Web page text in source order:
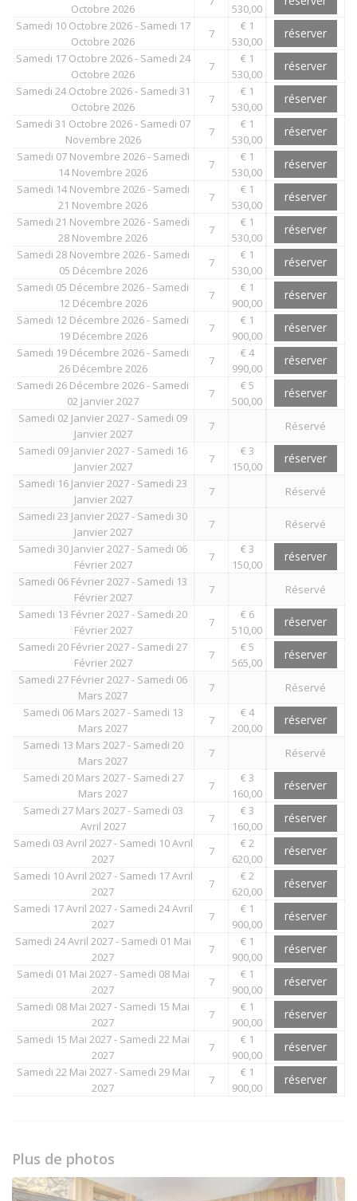
Octobre 2026 530,00
Samedi 10 Octobre 2026 - Samedi 17
Octobre 2026
7
€ 1
530,00
réserver
Samedi 17 Octobre 2026 - Samedi 24
Octobre 2026
7
€ 1
530,00
réserver
Samedi 24 Octobre 2026 - Samedi 31
Octobre 2026
7
€ 1
530,00
réserver
Samedi 31 Octobre 2026 - Samedi 07
Novembre 2026
7
€ 1
530,00
réserver
Samedi 07 Novembre 2026 - Samedi
14 Novembre 2026
7
€ 1
530,00
réserver
Samedi 14 Novembre 2026 - Samedi
21 Novembre 2026
7
€ 1
530,00
réserver
Samedi 21 Novembre 2026 - Samedi
28 Novembre 2026
7
€ 1
530,00
réserver
Samedi 28 Novembre 2026 - Samedi
05 Décembre 2026
7
€ 1
530,00
réserver
Samedi 05 Décembre 2026 - Samedi
12 Décembre 2026
7
€ 1
900,00
réserver
Samedi 12 Décembre 2026 - Samedi
19 Décembre 2026
7
€ 1
900,00
réserver
Samedi 19 Décembre 2026 - Samedi
26 Décembre 2026
7
€ 4
990,00
réserver
Samedi 26 Décembre 2026 - Samedi
02 Janvier 2027
7
€ 5
500,00
réserver
Samedi 02 Janvier 2027 - Samedi 09
Janvier 2027
7
Réservé
Samedi 09 Janvier 2027 - Samedi 16
Janvier 2027
7
€ 3
150,00
réserver
Samedi 16 Janvier 2027 - Samedi 23
Janvier 2027
7
Réservé
Samedi 23 Janvier 2027 - Samedi 30
Janvier 2027
7
Réservé
Samedi 30 Janvier 2027 - Samedi 06
Février 2027
7
€ 3
150,00
réserver
Samedi 06 Février 2027 - Samedi 13
Février 2027
7
Réservé
Samedi 13 Février 2027 - Samedi 20
Février 2027
7
€ 6
510,00
réserver
Samedi 20 Février 2027 - Samedi 27
Février 2027
7
€ 5
565,00
réserver
Samedi 27 Février 2027 - Samedi 06
Mars 2027
7
Réservé
Samedi 06 Mars 2027 - Samedi 13
Mars 2027
7
€ 4
200,00
réserver
Samedi 13 Mars 2027 - Samedi 20
Mars 2027
7
Réservé
Samedi 20 Mars 2027 - Samedi 27
Mars 2027
7
€ 3
160,00
réserver
Samedi 27 Mars 2027 - Samedi 03
Avril 2027
7
€ 3
160,00
réserver
Samedi 03 Avril 2027 - Samedi 10 Avril
2027
7
€ 2
620,00
réserver
Samedi 10 Avril 2027 - Samedi 17 Avril
2027
7
€ 2
620,00
réserver
Samedi 17 Avril 2027 - Samedi 24 Avril
2027
7
€ 1
900,00
réserver
Samedi 24 Avril 2027 - Samedi 01 Mai
2027
7
€ 1
900,00
réserver
Samedi 01 Mai 2027 - Samedi 08 Mai
2027
7
€ 1
900,00
réserver
Samedi 08 Mai 2027 - Samedi 15 Mai
2027
7
€ 1
900,00
réserver
Samedi 15 Mai 2027 - Samedi 22 Mai
2027
7
€ 1
900,00
réserver
Samedi 22 Mai 2027 - Samedi 29 Mai
2027
7
€ 1
900,00
réserver
Plus de photos